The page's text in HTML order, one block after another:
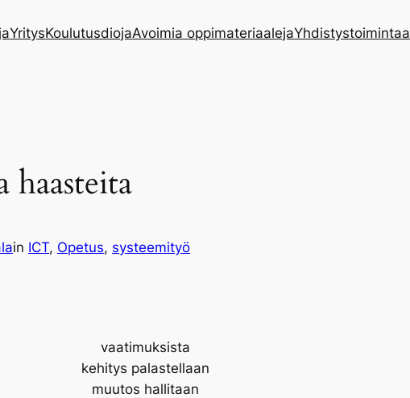
YritysKoulutusdiojaAvoimia oppimateriaalejaYhdistystoimintaa
in ICT, Opetus, systeemityö
vaatimuksista
kehitys palastellaan
muutos hallitaan